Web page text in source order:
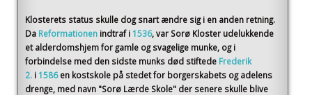
Klosterets status skulle dog snart ændre sig i en anden retning.
Da Reformationen indtraf i 1536, var Sorø Kloster udelukkende
et alderdomshjem for gamle og svagelige munke, og i
forbindelse med den sidste munks død stiftede Frederik
2. i 1586 en kostskole på stedet for borgerskabets og adelens
drenge, med navn "Sorø Lærde Skole" der senere skulle blive